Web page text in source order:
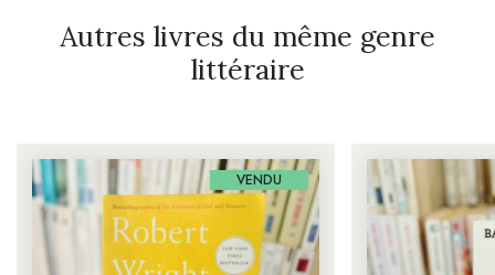
Autres livres du même genre
littéraire
VENDU